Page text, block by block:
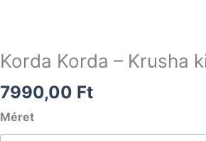
Korda Korda – Krusha
7990,00 Ft
Méret
Korda
Korda